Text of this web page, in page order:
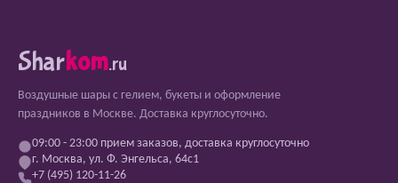
Sharkom.ru
Воздушные шары с гелием, букеты и оформление
праздников в Москве. Доставка круглосуточно.
09:00 - 23:00 прием заказов, доставка круглосуточно
г. Москва, ул. Ф. Энгельса, 64с1
+7 (495) 120-11-26